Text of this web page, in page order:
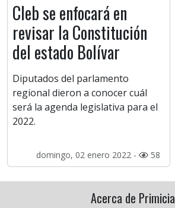
Cleb se enfocará en
revisar la Constitución
del estado Bolívar
Diputados del parlamento
regional dieron a conocer cuál
será la agenda legislativa para el
2022.
domingo, 02 enero 2022 - 58
Acerca de Primicia